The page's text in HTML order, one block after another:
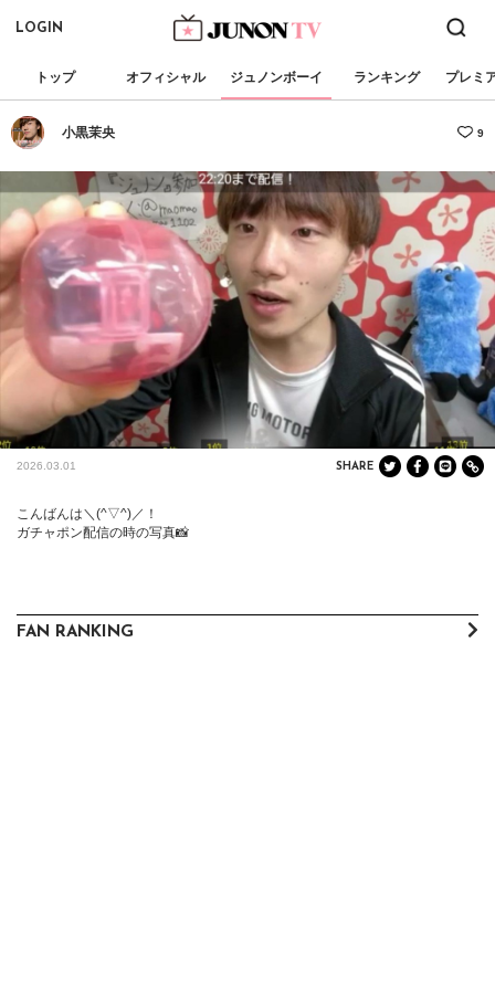
LOGIN
トップ オフィシャル ジュノンボーイ ランキング プレミ
小黒茉央 9
2026.03.01 SHARE
こんばんは＼(^▽^)／！
ガチャポン配信の時の写真📸
FAN RANKING